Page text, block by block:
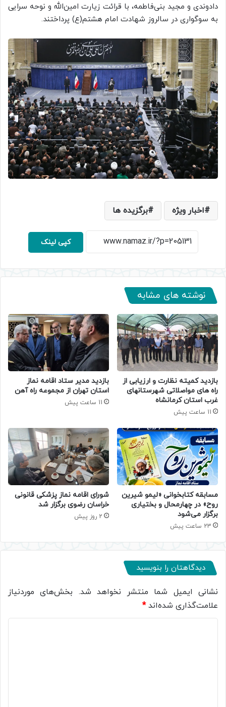
دادوندی و مجید بنی‌فاطمه، با قرائت زیارت امین‌الله و نوحه سرایی
به سوگواری در سالروز شهادت امام هشتم(ع) پرداختند.
اخبار ویژه برگزیده ها
کپی لینک
نوشته های مشابه
بازدید کمیته نظارت و ارزیابی از
راه های مواصلاتی شهرستانهای
غرب استان کرمانشاه
11 ساعت پیش
بازدید مدیر ستاد اقامه نماز
استان تهران از مجموعه راه آهن
11 ساعت پیش
مسابقه کتابخوانی «لیمو شیرین
روح» در چهارمحال و بختیاری
برگزار می‌شود
23 ساعت پیش
شورای اقامه نماز پزشکی قانونی
خراسان رضوی برگزار شد
2 روز پیش
دیدگاهتان را بنویسید
نشانی ایمیل شما منتشر نخواهد شد. بخش‌های موردنیاز
علامت‌گذاری شده‌اند*